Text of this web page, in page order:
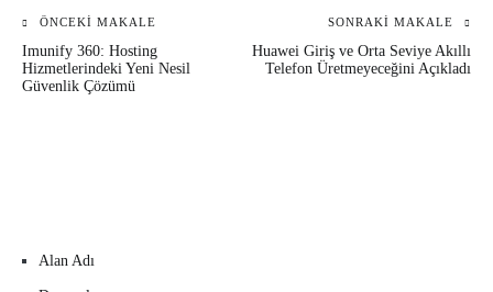
Yazı
gezinmesi
ÖNCEKI MAKALE
Imunify 360: Hosting
Hizmetlerindeki Yeni Nesil
Güvenlik Çözümü
SONRAKI MAKALE
Huawei Giriş ve Orta Seviye Akıllı
Telefon Üretmeyeceğini Açıkladı
Alan Adı